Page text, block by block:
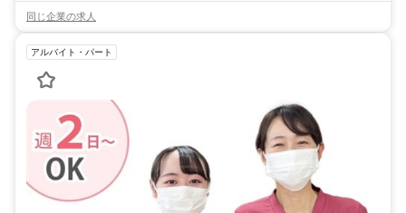
同じ企業の求人
アルバイト・パート